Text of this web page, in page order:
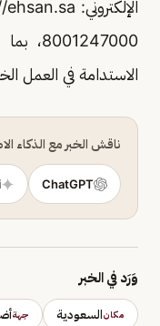
الاستدامة في العمل
ناقش الخبر مع الذكاء
ChatGPT
وَرَد في الخبر
مكانالسعودية جهة